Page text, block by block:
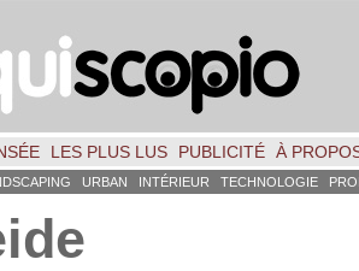
LES PLUS LUS PUBLICITÉ À
URBAN INTÉRIEUR TECHNOLOGIE